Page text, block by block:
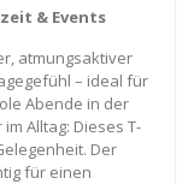
& Events
atmungsaktiver
– ideal für
Abende in der
Alltag: Dieses T-
Der
für einen